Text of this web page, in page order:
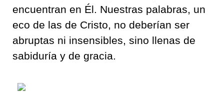
encuentran en Él. Nuestras palabras, un
eco de las de Cristo, no deberían ser
abruptas ni insensibles, sino llenas de
sabiduría y de gracia.